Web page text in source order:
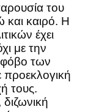
του
καιρό. Η
έχει
με την
φόβο των
προεκλογική
τους.